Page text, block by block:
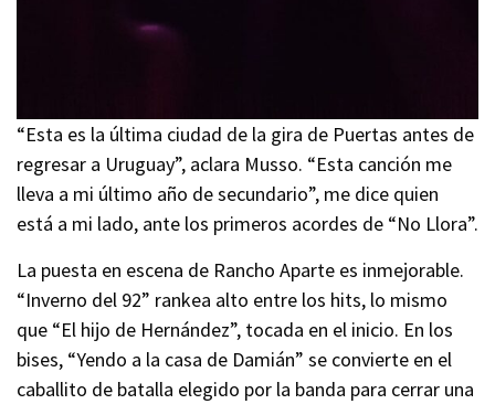
“Esta es la última ciudad de la gira de Puertas antes de
regresar a Uruguay”, aclara Musso. “Esta canción me
lleva a mi último año de secundario”, me dice quien
está a mi lado, ante los primeros acordes de “No Llora”.
La puesta en escena de Rancho Aparte es inmejorable.
“Inverno del 92” rankea alto entre los hits, lo mismo
que “El hijo de Hernández”, tocada en el inicio. En los
bises, “Yendo a la casa de Damián” se convierte en el
caballito de batalla elegido por la banda para cerrar una